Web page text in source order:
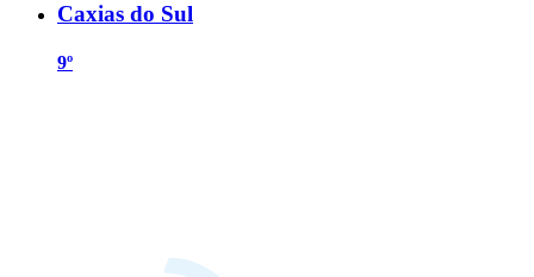
Caxias do Sul
9º